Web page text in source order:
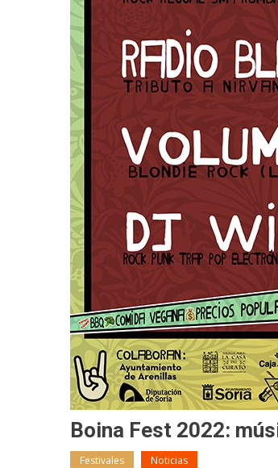
Boina Fest 2022:
Festivales Noticias